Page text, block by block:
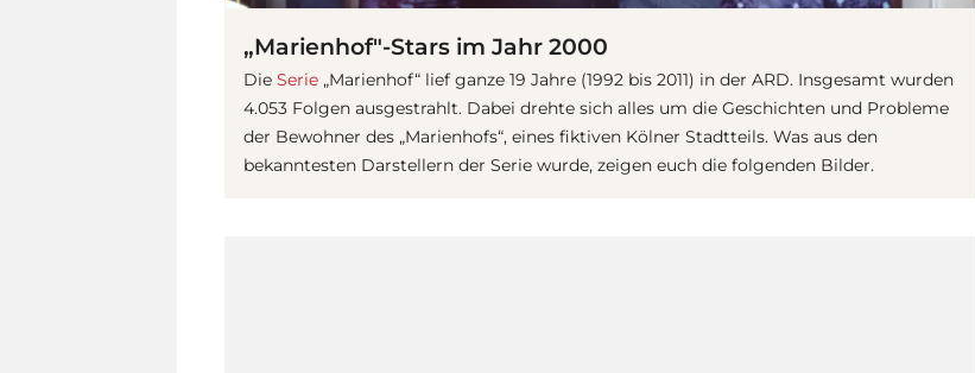
„Marienhof"-Stars im Jahr 2000
Die Serie „Marienhof“ lief ganze 19 Jahre (1992 bis 2011) in der ARD. Insgesamt wurden
4.053 Folgen ausgestrahlt. Dabei drehte sich alles um die Geschichten und Probleme
der Bewohner des „Marienhofs“, eines fiktiven Kölner Stadtteils. Was aus den
bekanntesten Darstellern der Serie wurde, zeigen euch die folgenden Bilder.